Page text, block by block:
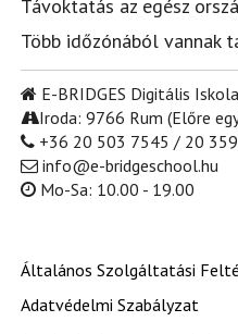
Távoktatás az egész
Több időzónából vannak
E-BRIDGES Digitális Iskola
Iroda: 9766 Rum (Előre
+36 20 503 7545 / 20
info@e-bridgeschool.hu
Mo-Sa: 10.00 - 19.00
Általános Szolgáltatási
Adatvédelmi Szabályzat